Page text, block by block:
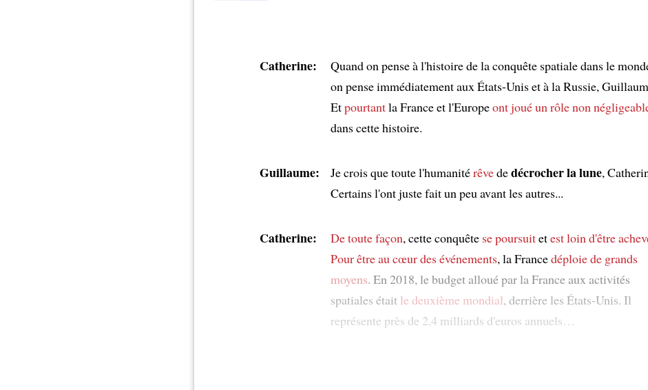
Catherine:
Quand on pense à l'histoire de la conquête spatiale dans le
on pense immédiatement aux États-Unis et à la Russie,
Etpourtantla France et l'Europeont joué un rôle non
dans cette histoire.
Guillaume: Je crois que toute l'humanitérêvededécrocher la lune,
Certains l'ont juste fait un peu avant les autres...
Catherine: De toute façon, cette conquête se poursuitetest loin d'être
Pour être au cœur des événements, la Francedéploie de grands
moyens. En 2018, le budget alloué par la France aux activités
spatiales était le deuxième mondial, derrière les États-Unis. Il
représente près de 2,4 milliards d'euros annuels…